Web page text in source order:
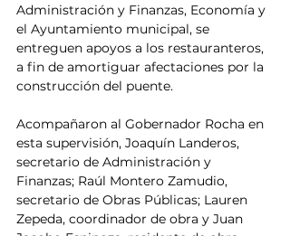
Administración y Finanzas, Economía y
el Ayuntamiento municipal, se
entreguen apoyos a los restauranteros,
a fin de amortiguar afectaciones por la
construcción del puente.
Acompañaron al Gobernador Rocha en
esta supervisión, Joaquín Landeros,
secretario de Administración y
Finanzas; Raúl Montero Zamudio,
secretario de Obras Públicas; Lauren
Zepeda, coordinador de obra y Juan